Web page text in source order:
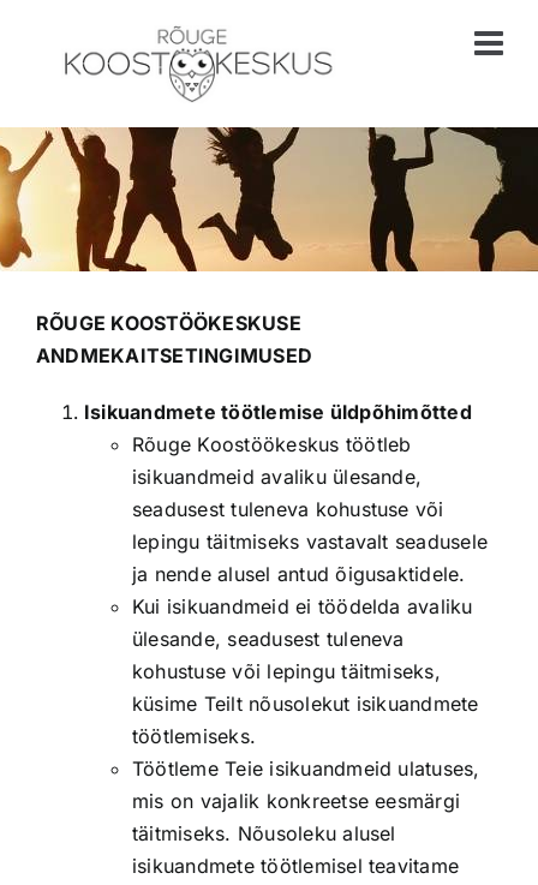
content
RÕUGE KOOSTÖÖKESKUSE
ANDMEKAITSETINGIMUSED
Isikuandmete töötlemise üldpõhimõtted
Rõuge Koostöökeskus töötleb
isikuandmeid avaliku ülesande,
seadusest tuleneva kohustuse või
lepingu täitmiseks vastavalt seadusele
ja nende alusel antud õigusaktidele.
Kui isikuandmeid ei töödelda avaliku
ülesande, seadusest tuleneva
kohustuse või lepingu täitmiseks,
küsime Teilt nõusolekut isikuandmete
töötlemiseks.
Töötleme Teie isikuandmeid ulatuses,
mis on vajalik konkreetse eesmärgi
täitmiseks. Nõusoleku alusel
isikuandmete töötlemisel teavitame